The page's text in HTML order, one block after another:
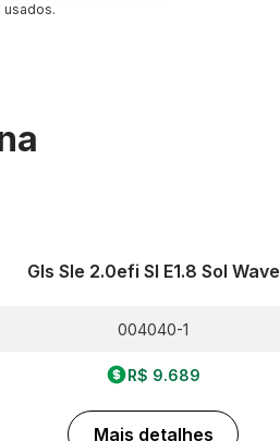
Gls Sle 2.0efi Sl E1.8 Sol Wave
004040-1
R$ 9.689
Mais detalhes